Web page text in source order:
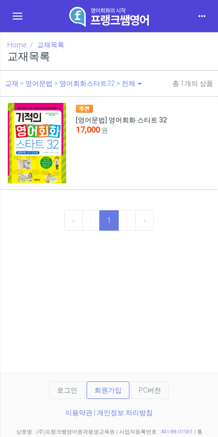
Toggle navigation
Home 교재목록
교재목록
교재 > 영어문법 > 영어회화스타트32 > 전체 총 1 개의 상품
[영어문법] 영어회화 스타트 32
17,000원
« ‹ 1 › »
로그인 회원가입 PC버전
이용약관 개인정보 처리방침
상호명 : (주)프랭크쌤영어원격평생교육원 | 사업자등록번호 : 491-88-01561 | 통